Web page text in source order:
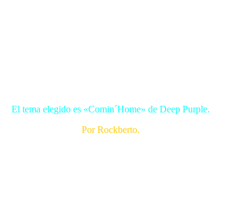
El tema elegido es «Comin´Home» de Deep Purple.
Por Rockberto.